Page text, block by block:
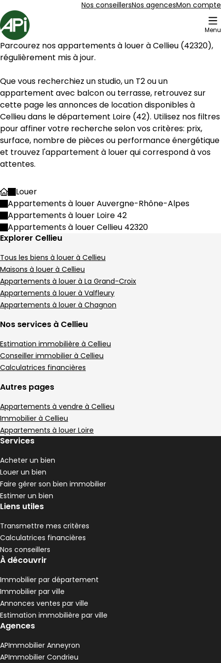
Nos conseillersNos agencesMon compte
Accueil
Menu
6 Appartements à louer Cellieu (42320)
70 m² 2 pièces La Grand-
Aller à l'image
Aller à l'image 2
Aller à l'image 3
Aller à l'image4
Aller à l'image5
850 €
La Grand-Croix - 42320
Appartement • 2 pièces • 70 m²
DPE :
C 2 chambres 1 Terrasse
Terrain 10 m²
45 m² 1 pièce Genilac
Aller à l'image 1
Aller à l'image2
Aller à l'image3
Aller à l'image4
Aller à l'image 5
455 €
Genilac - 42800
Appartement • 1 pièce • 45 m²
DPE :
E 1 chambre
16 m² 1 pièce La Grand-Croix
Aller à l'image
Aller à l'image
Aller à l'image
390 €
La Grand-Croix - 42320
Appartement • 1 pièce • 16 m²
DPE :
Aller à l'image1
Aller à l'image2
Aller à l'image3
Aller à l'image4
Aller à l'image5
Parcourez nos appartements à louer à Cellieu (42320),
régulièrement mis à jour.
Que vous recherchiez un studio, un T2 ou un
appartement avec balcon ou terrasse, retrouvez sur
Cellieu dans le département Loire (42). Utilisez nos filtres
pour affiner votre recherche selon vos critères: prix,
surface, nombre de pièces ou performance énergétique
et trouvez l'appartement à louer qui correspond à vos
attentes.
AccueilLouer
Appartements à louer Auvergne-Rhône-Alpes
Appartements à louer Loire 42
Appartements à louer Cellieu 42320
Explorer Cellieu
Tous les biens à louer à Cellieu
Maisons à louer à Cellieu
Appartements à louer à La Grand-Croix
Appartements à louer à Valfleury
Appartements à louer à Chagnon
Nos services à Cellieu
Estimation immobilière à Cellieu
Conseiller immobilier à Cellieu
Calculatrices financières
Autres pages
Appartements à vendre à Cellieu
Immobilier à Cellieu
Appartements à louer Loire
Services
Acheter un bien
Louer un bien
Faire gérer son bien immobilier
Estimer un bien
Liens utiles
Transmettre mes critères
Calculatrices financières
Nos conseillers
À découvrir
Immobilier par département
Immobilier par ville
Annonces ventes par ville
Estimation immobilière par ville
Agences
APImmobilier Anneyron
APImmobilier Condrieu